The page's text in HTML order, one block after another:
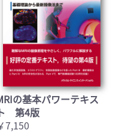
の基本パワーテキス
第4版
7,150